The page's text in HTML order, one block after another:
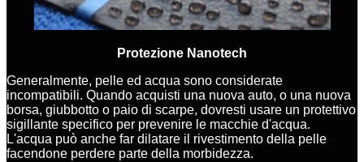
Protezione Nanotech
Generalmente, pelle ed acqua sono considerate
incompatibili. Quando acquisti una nuova auto, o una nuova
borsa, giubbotto o paio di scarpe, dovresti usare un protettivo
sigillante specifico per prevenire le macchie d'acqua.
L'acqua può anche far dilatare il rivestimento della pelle
facendone perdere parte della morbidezza.